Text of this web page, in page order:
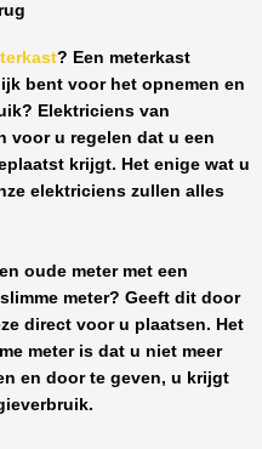
? Een meterkast
bent voor het opnemen en
Elektriciens van
voor u regelen dat u een
krijgt. Het enige wat u
elektriciens zullen alles
oude meter met een
meter? Geeft dit door
direct voor u plaatsen. Het
meter is dat u niet meer
en door te geven, u krijgt